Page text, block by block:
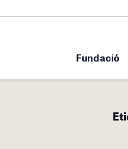
Fundació